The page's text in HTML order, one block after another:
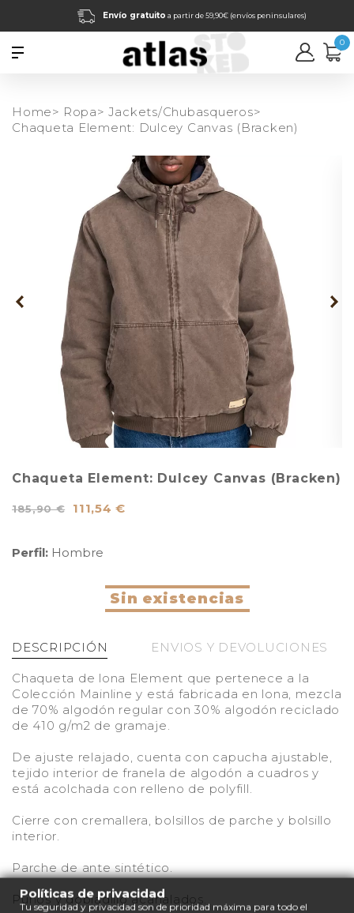
Envío gratuito a partir de 59,90€ (envíos peninsulares)
0
Home> Ropa> Jackets/Chubasqueros>
Chaqueta Element: Dulcey Canvas (Bracken)
Chaqueta Element: Dulcey Canvas (Bracken)
185,90 € 111,54 €
Perfil: Hombre
Sin existencias
DESCRIPCIÓN ENVIOS Y DEVOLUCIONES
Chaqueta de lona Element que pertenece a la
Colección Mainline y está fabricada en lona, mezcla
de 70% algodón regular con 30% algodón reciclado
de 410 g/m2 de gramaje.
De ajuste relajado, cuenta con capucha ajustable,
tejido interior de franela de algodón a cuadros y
está acolchada con relleno de polyfill.
Cierre con cremallera, bolsillos de parche y bolsillo
interior.
Parche de ante sintético.
Puños y dobladillo acanalados.
Políticas de privacidad
Tu seguridad y privacidad son de prioridad máxima para todo el